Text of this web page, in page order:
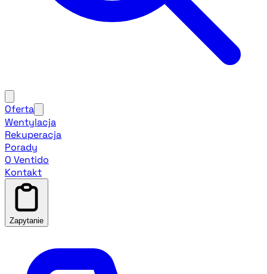
Oferta
Wentylacja
Rekuperacja
Porady
O Ventido
Kontakt
Zapytanie